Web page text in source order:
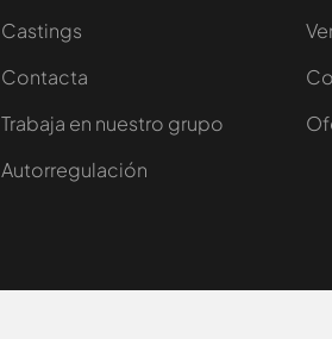
Castings
Contacta
Trabaja en nuestro grupo
Autorregulación